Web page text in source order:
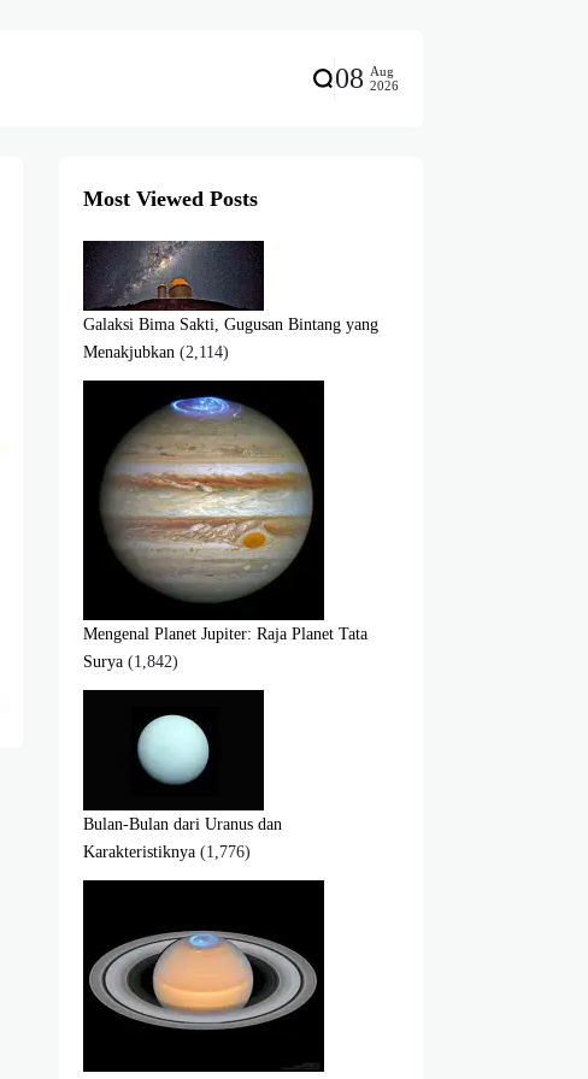
08 Aug
2026
Most Viewed Posts
Galaksi Bima Sakti, Gugusan Bintang yang
Menakjubkan (2,114)
Mengenal Planet Jupiter: Raja Planet Tata
Surya (1,842)
Bulan-Bulan dari Uranus dan
Karakteristiknya (1,776)